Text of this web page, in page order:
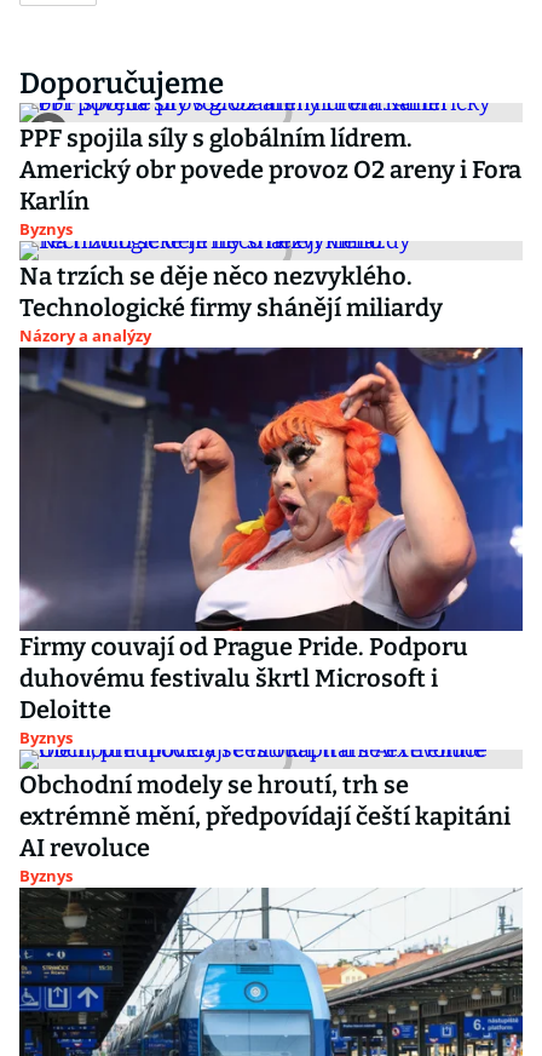
Doporučujeme
PPF spojila síly s globálním lídrem.
Americký obr povede provoz O2 areny i Fora
Karlín
Byznys
Na trzích se děje něco nezvyklého.
Technologické firmy shánějí miliardy
Názory a analýzy
Firmy couvají od Prague Pride. Podporu
duhovému festivalu škrtl Microsoft i
Deloitte
Byznys
Obchodní modely se hroutí, trh se
extrémně mění, předpovídají čeští kapitáni
AI revoluce
Byznys